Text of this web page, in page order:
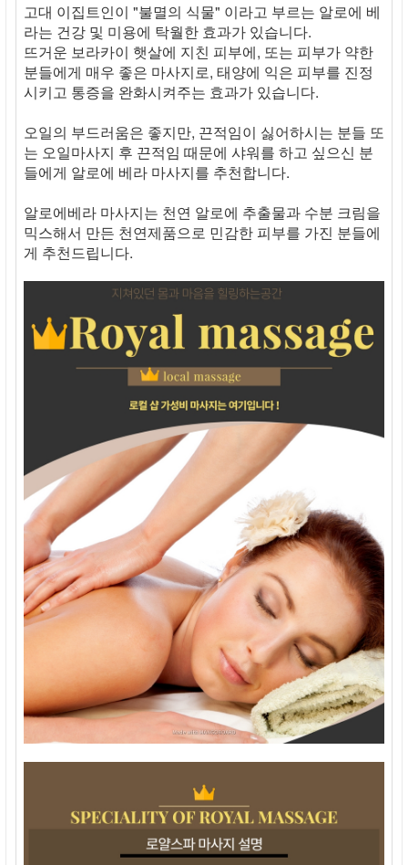
고대 이집트인이 "불멸의 식물" 이라고 부르는 알로에 베
라는 건강 및 미용에 탁월한 효과가 있습니다.
뜨거운 보라카이 햇살에 지친 피부에, 또는 피부가 약한
분들에게 매우 좋은 마사지로, 태양에 익은 피부를 진정
시키고 통증을 완화시켜주는 효과가 있습니다.
오일의 부드러움은 좋지만, 끈적임이 싫어하시는 분들 또
는 오일마사지 후 끈적임 때문에 샤워를 하고 싶으신 분
들에게 알로에 베라 마사지를 추천합니다.
알로에베라 마사지는 천연 알로에 추출물과 수분 크림을
믹스해서 만든 천연제품으로 민감한 피부를 가진 분들에
게 추천드립니다.